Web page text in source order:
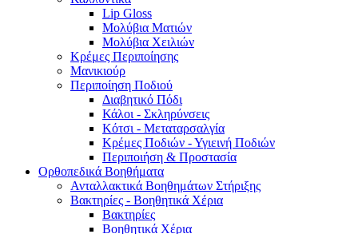
Lip Gloss
Μολύβια Ματιών
Μολύβια Χειλιών
Κρέμες Περιποίησης
Μανικιούρ
Περιποίηση Ποδιού
Διαβητικό Πόδι
Κάλοι - Σκληρύνσεις
Κότσι - Μεταταρσαλγία
Κρέμες Ποδιών - Υγιεινή Ποδιών
Περιποιήση & Προστασία
Ορθοπεδικά Βοηθήματα
Ανταλλακτικά Βοηθημάτων Στήριξης
Βακτηρίες - Βοηθητικά Χέρια
Βακτηρίες
Βοηθητικά Χέρια